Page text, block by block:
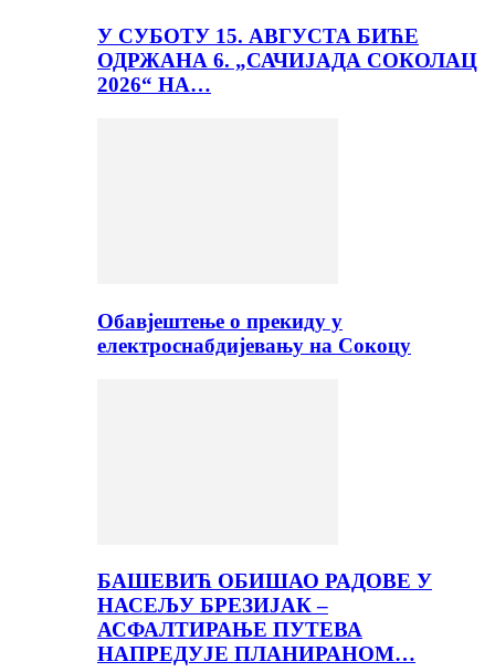
У СУБОТУ 15. АВГУСТА БИЋЕ
ОДРЖАНА 6. „САЧИЈАДА СОКОЛАЦ
2026“ НА…
Обавјештење о прекиду у
електроснабдијевању на Сокоцу
БАШЕВИЋ ОБИШАО РАДОВЕ У
НАСЕЉУ БРЕЗИЈАК –
АСФАЛТИРАЊЕ ПУТЕВА
НАПРЕДУЈЕ ПЛАНИРАНОМ…